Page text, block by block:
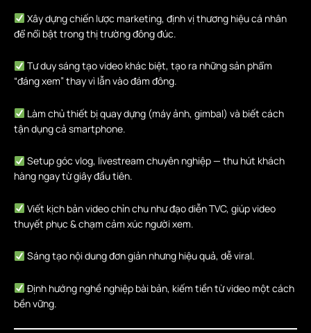
Xây dựng chiến lược marketing, định vị thương hiệu cá nhân
để nổi bật trong thị trường đông đúc.
Tư duy sáng tạo video khác biệt, tạo ra những sản phẩm
“đáng xem” thay vì lẫn vào đám đông.
Làm chủ thiết bị quay dựng (máy ảnh, gimbal) và biết cách
tận dụng cả smartphone.
Setup góc vlog, livestream chuyên nghiệp — thu hút khách
hàng ngay từ giây đầu tiên.
Viết kịch bản video chỉn chu như đạo diễn TVC, giúp video
thuyết phục & chạm cảm xúc người xem.
Sáng tạo nội dung đơn giản nhưng hiệu quả, dễ viral.
Định hướng nghề nghiệp bài bản, kiếm tiền từ video một cách
bền vững.